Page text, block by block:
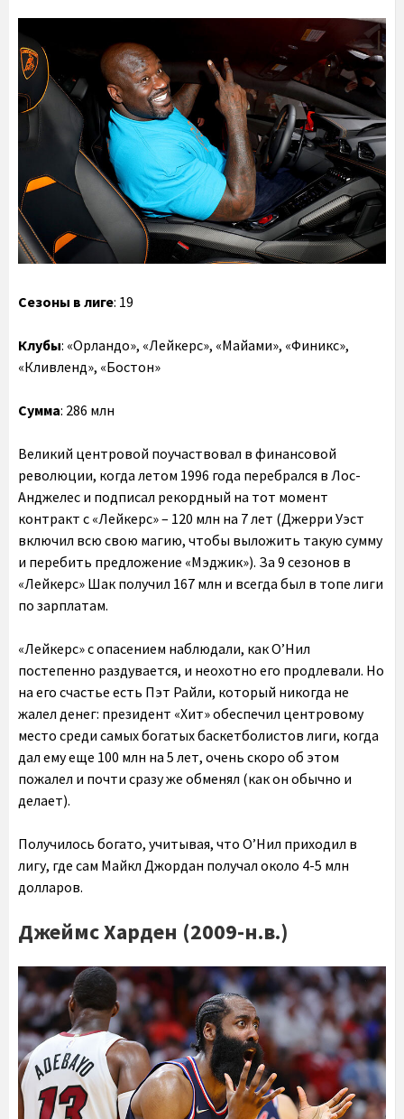
Сезоны в лиге: 19
Клубы: «Орландо», «Лейкерс», «Майами», «Финикс»,
«Кливленд», «Бостон»
Сумма: 286 млн
Великий центровой поучаствовал в финансовой
революции, когда летом 1996 года перебрался в Лос-
Анджелес и подписал рекордный на тот момент
контракт с «Лейкерс» – 120 млн на 7 лет (Джерри Уэст
включил всю свою магию, чтобы выложить такую сумму
и перебить предложение «Мэджик»). За 9 сезонов в
«Лейкерс» Шак получил 167 млн и всегда был в топе лиги
по зарплатам.
«Лейкерс» с опасением наблюдали, как О’Нил
постепенно раздувается, и неохотно его продлевали. Но
на его счастье есть Пэт Райли, который никогда не
жалел денег: президент «Хит» обеспечил центровому
место среди самых богатых баскетболистов лиги, когда
дал ему еще 100 млн на 5 лет, очень скоро об этом
пожалел и почти сразу же обменял (как он обычно и
делает).
Получилось богато, учитывая, что О’Нил приходил в
лигу, где сам Майкл Джордан получал около 4-5 млн
долларов.
Джеймс Харден (2009-н.в.)